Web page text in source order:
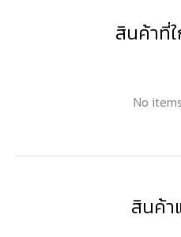
สินค้าที่
No
สินค้า